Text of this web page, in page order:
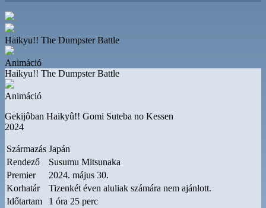
Haikyu!! The Dumpster Battle
Animáció
Haikyu!! The Dumpster Battle
Animáció
Gekijôban Haikyû!! Gomi Suteba no Kessen
2024
Származás Japán
Rendező
Susumu Mitsunaka
Premier
2024. május 30.
Korhatár
Tizenkét éven aluliak számára nem ajánlott.
Időtartam
1 óra 25 perc